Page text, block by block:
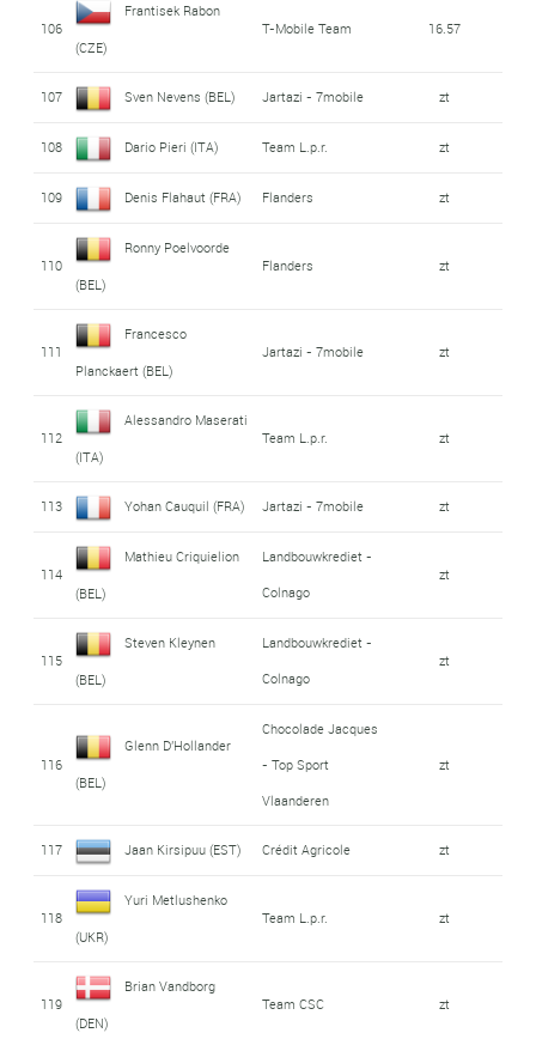
106
Frantisek Rabon
(CZE)
T-Mobile Team 16.57
107 Sven Nevens (BEL) Jartazi - 7mobile zt
108 Dario Pieri (ITA) Team L.p.r. zt
109 Denis Flahaut (FRA) Flanders zt
110
Ronny Poelvoorde
(BEL)
Flanders zt
111
Francesco
Planckaert (BEL)
Jartazi - 7mobile zt
112
Alessandro Maserati
(ITA)
Team L.p.r. zt
113 Yohan Cauquil (FRA) Jartazi - 7mobile zt
114
Mathieu Criquielion
(BEL)
Landbouwkrediet -
Colnago
zt
115
Steven Kleynen
(BEL)
Landbouwkrediet -
Colnago
zt
116
Glenn D'Hollander
(BEL)
Chocolade Jacques
- Top Sport
Vlaanderen
zt
117 Jaan Kirsipuu (EST) Crédit Agricole zt
118
Yuri Metlushenko
(UKR)
Team L.p.r. zt
119
Brian Vandborg
(DEN)
Team CSC zt